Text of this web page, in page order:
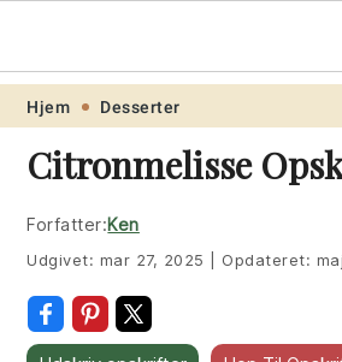
Skip
primary
navigation
Skip
main
content
Skip
primary
sidebar
Skip
footer
Opskrift.net
Hjem Desserter
Citronmelisse
Forfatter:Ken
Udgivet: mar 27, 2025 Opdateret: